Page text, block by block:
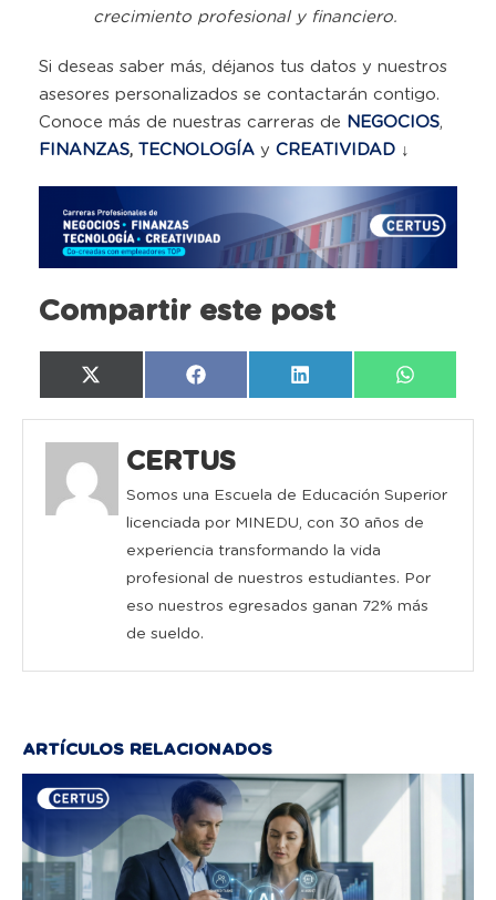
crecimiento profesional y financiero.
Si deseas saber más, déjanos tus datos y nuestros
asesores personalizados se contactarán contigo.
Conoce más de nuestras carreras de NEGOCIOS,
FINANZAS, TECNOLOGÍA y CREATIVIDAD ↓
Compartir este post
Compartir
en
X
(Twitter)
Compartir
en
Facebook
Compartir
en
LinkedIn
Compartir
en
CERTUS
Somos una Escuela de Educación Superior
licenciada por MINEDU, con 30 años de
experiencia transformando la vida
profesional de nuestros estudiantes. Por
eso nuestros egresados ganan 72% más
de sueldo.
ARTÍCULOS RELACIONADOS